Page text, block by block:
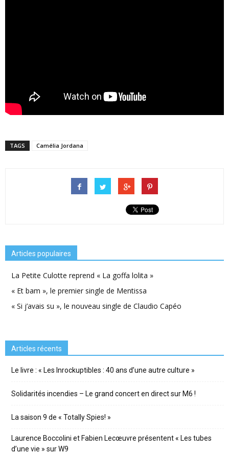
TAGS Camélia Jordana
Articles populaires
La Petite Culotte reprend « La goffa lolita »
« Et bam », le premier single de Mentissa
« Si j’avais su », le nouveau single de Claudio Capéo
Articles récents
Le livre : « Les Inrockuptibles : 40 ans d’une autre culture »
Solidarités incendies – Le grand concert en direct sur M6 !
La saison 9 de « Totally Spies! »
Laurence Boccolini et Fabien Lecœuvre présentent « Les tubes
d’une vie » sur W9